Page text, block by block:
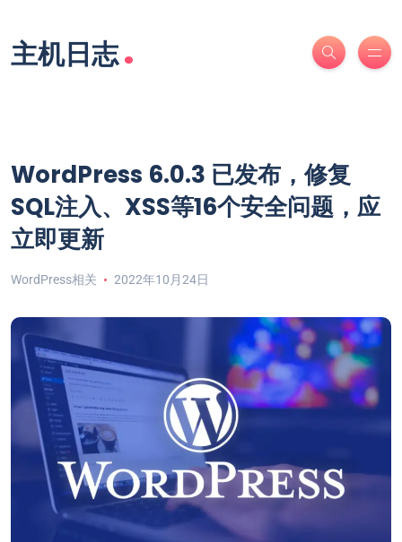
主机日志.
WordPress 6.0.3 已发布，修复
SQL注入、XSS等16个安全问题，应
立即更新
WordPress相关 2022年10月24日